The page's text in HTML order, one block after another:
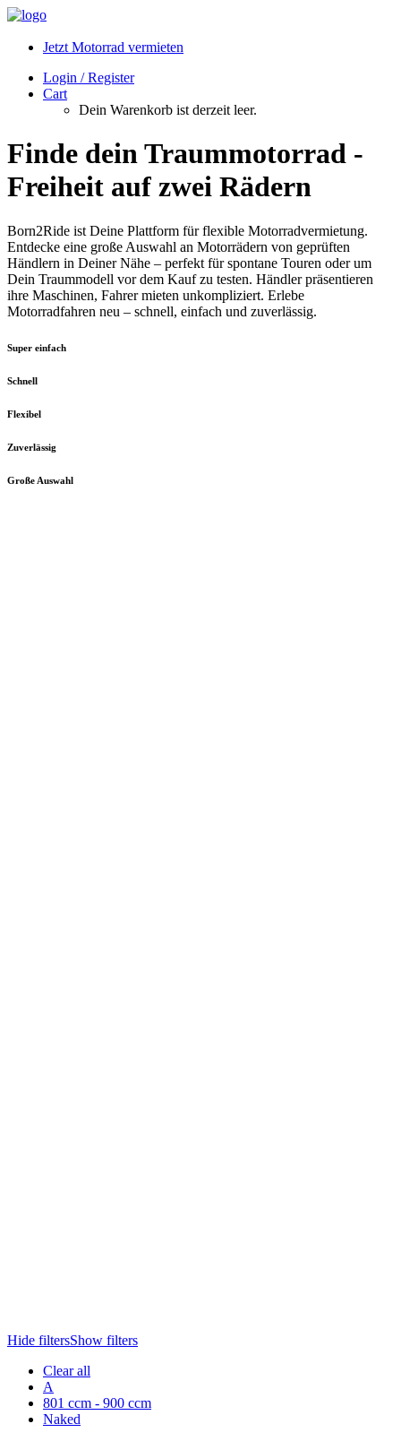
Jetzt Motorrad vermieten
Login / Register
Cart
Dein Warenkorb ist derzeit leer.
Finde dein Traummotorrad -
Freiheit auf zwei Rädern
Born2Ride ist Deine Plattform für flexible Motorradvermietung.
Entdecke eine große Auswahl an Motorrädern von geprüften
Händlern in Deiner Nähe – perfekt für spontane Touren oder um
Dein Traummodell vor dem Kauf zu testen. Händler präsentieren
ihre Maschinen, Fahrer mieten unkompliziert. Erlebe
Motorradfahren neu – schnell, einfach und zuverlässig.
Super einfach
Schnell
Flexibel
Zuverlässig
Große Auswahl
Hide filtersShow filters
Clear all
A
801 ccm - 900 ccm
Naked